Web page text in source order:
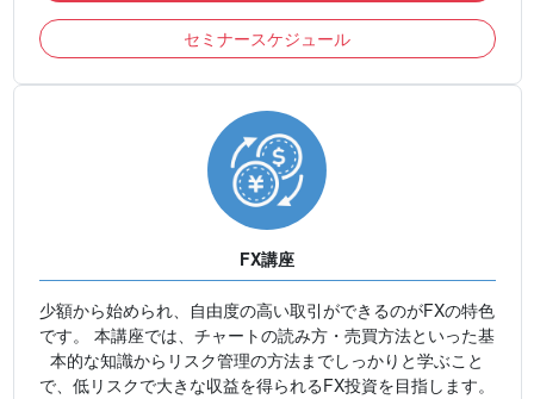
セミナースケジュール
FX講座
少額から始められ、自由度の高い取引ができるのがFXの特色
です。 本講座では、チャートの読み方・売買方法といった基
本的な知識からリスク管理の方法までしっかりと学ぶこと
で、低リスクで大きな収益を得られるFX投資を目指します。